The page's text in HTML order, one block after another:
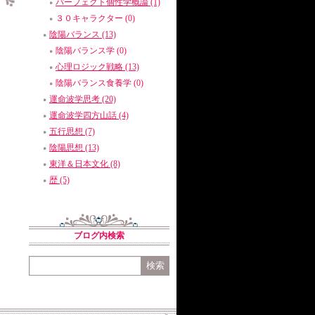
パーフェクト個性学概論 (1)
３０キャラクター (0)
陰陽バランス (13)
陰陽バランス学 (0)
心理ロジック戦略 (13)
陰陽バランス食養学 (0)
運命波学思考 (20)
運命波学四方山話 (4)
五行思想 (7)
陰陽思想 (13)
東洋＆日本文化 (8)
歴 (5)
ブログ内検索